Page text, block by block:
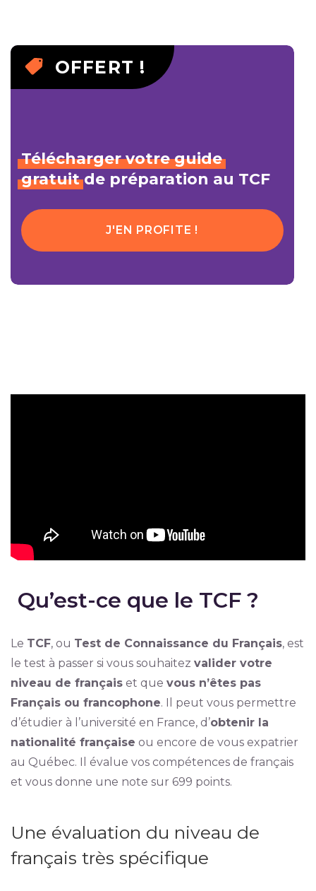
OFFERT !
Télécharger votre guide
gratuitde préparation au TCF
J'EN PROFITE !
Qu’est-ce que le TCF ?
Le TCF, ou Test de Connaissance du Français, est
le test à passer si vous souhaitez valider votre
niveau de françaiset que vous n’êtes pas
Français ou francophone. Il peut vous permettre
d’étudier à l’université en France, d’obtenir la
nationalité française ou encore de vous expatrier
au Québec. Il évalue vos compétences de français
et vous donne une note sur 699 points.
Une évaluation du niveau de
français très spécifique